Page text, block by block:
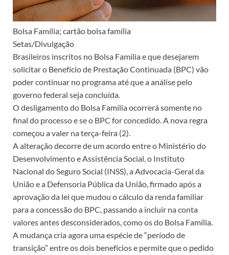
Bolsa Família; cartão bolsa família
Setas/Divulgação
Brasileiros inscritos no Bolsa Família e que desejarem
solicitar o Benefício de Prestação Continuada (BPC) vão
poder continuar no programa até que a análise pelo
governo federal seja concluída.
O desligamento do Bolsa Família ocorrerá somente no
final do processo e se o BPC for concedido. A nova regra
começou a valer na terça-feira (2).
A alteração decorre de um acordo entre o Ministério do
Desenvolvimento e Assistência Social, o Instituto
Nacional do Seguro Social (INSS), a Advocacia-Geral da
União e a Defensoria Pública da União, firmado após a
aprovação da lei que mudou o cálculo da renda familiar
para a concessão do BPC, passando a incluir na conta
valores antes desconsiderados, como os do Bolsa Família.
A mudança cria agora uma espécie de “período de
transição” entre os dois benefícios e permite que o pedido